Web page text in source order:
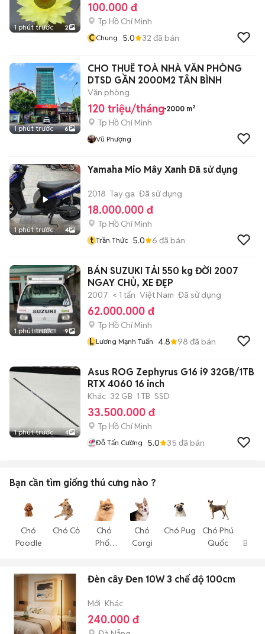
1 phút trước 2
100.000 đ
Tp Hồ Chí Minh
CChung 5.0 32 đã bán
1 phút trước 6
CHO THUÊ TOÀ NHÀ VĂN PHÒNG
DTSD GẦN 2000M2 TÂN BÌNH
Văn phòng
120 triệu/tháng 2000 m²
Tp Hồ Chí Minh
Vũ Phượng
1 phút trước 4
Yamaha Mio Mây Xanh Đã sử dụng
2018 Tay ga Đã sử dụng
18.000.000 đ
Tp Hồ Chí Minh
t Trần Thức 5.0 6 đã bán
1 phút trước 9
BÁN SUZUKI TẢI 550 kg ĐỜI 2007
NGAY CHỦ, XE ĐẸP
2007 < 1 tấn Việt Nam Đã sử dụng
62.000.000 đ
Tp Hồ Chí Minh
L Lương Mạnh Tuấn 4.8 98 đã bán
1 phút trước 4
Asus ROG Zephyrus G16 i9 32GB/1TB
RTX 4060 16 inch
Khác 32 GB 1 TB SSD
33.500.000 đ
Tp Hồ Chí Minh
Đỗ Tấn Cường 5.0 35 đã bán
Bạn cần tìm giống thú cưng nào ?
Chó
Poodle
Chó Cỏ
Chó
Phốc
Chó
Corgi
Chó Pug
Chó Phú
Quốc
Đèn cây Đen 10W 3 chế độ 100cm
Mới Khác
240.000 đ